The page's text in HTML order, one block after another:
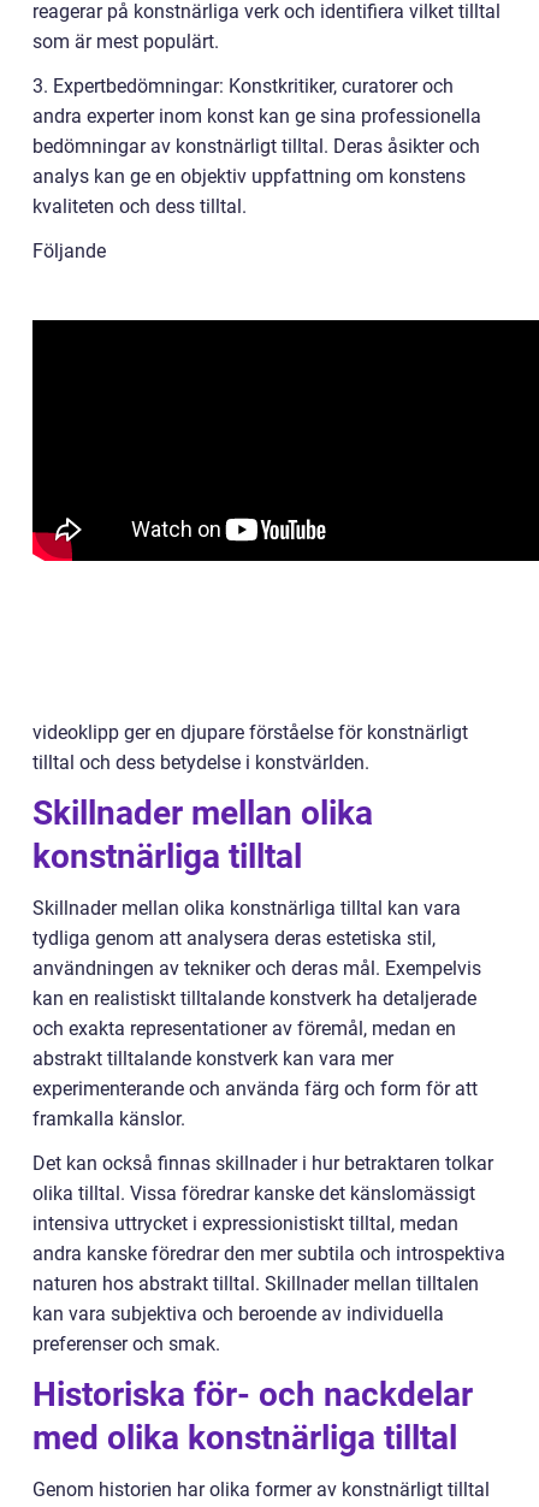
reagerar på konstnärliga verk och identifiera vilket tilltal
som är mest populärt.
3. Expertbedömningar: Konstkritiker, curatorer och
andra experter inom konst kan ge sina professionella
bedömningar av konstnärligt tilltal. Deras åsikter och
analys kan ge en objektiv uppfattning om konstens
kvaliteten och dess tilltal.
Följande
videoklipp ger en djupare förståelse för konstnärligt
tilltal och dess betydelse i konstvärlden.
Skillnader mellan olika
konstnärliga tilltal
Skillnader mellan olika konstnärliga tilltal kan vara
tydliga genom att analysera deras estetiska stil,
användningen av tekniker och deras mål. Exempelvis
kan en realistiskt tilltalande konstverk ha detaljerade
och exakta representationer av föremål, medan en
abstrakt tilltalande konstverk kan vara mer
experimenterande och använda färg och form för att
framkalla känslor.
Det kan också finnas skillnader i hur betraktaren tolkar
olika tilltal. Vissa föredrar kanske det känslomässigt
intensiva uttrycket i expressionistiskt tilltal, medan
andra kanske föredrar den mer subtila och introspektiva
naturen hos abstrakt tilltal. Skillnader mellan tilltalen
kan vara subjektiva och beroende av individuella
preferenser och smak.
Historiska för- och nackdelar
med olika konstnärliga tilltal
Genom historien har olika former av konstnärligt tilltal